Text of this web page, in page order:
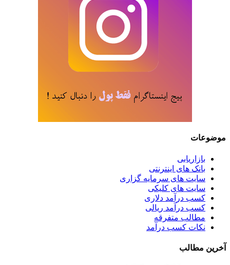
موضوعات
بازاریابی
بانک های اینترنتی
سایت های سرمایه گزاری
سایت های کلیکی
کسب درآمد دلاری
کسب درآمد ریالی
مطالب متفرقه
نکات کسب درآمد
آخرین مطالب